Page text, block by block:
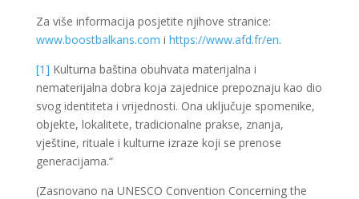
Za više informacija posjetite njihove stranice:
www.boostbalkans.com i https://www.afd.fr/en.
[1] Kulturna baština obuhvata materijalna i
nematerijalna dobra koja zajednice prepoznaju kao dio
svog identiteta i vrijednosti. Ona uključuje spomenike,
objekte, lokalitete, tradicionalne prakse, znanja,
vještine, rituale i kulturne izraze koji se prenose
generacijama.“
(Zasnovano na UNESCO Convention Concerning the